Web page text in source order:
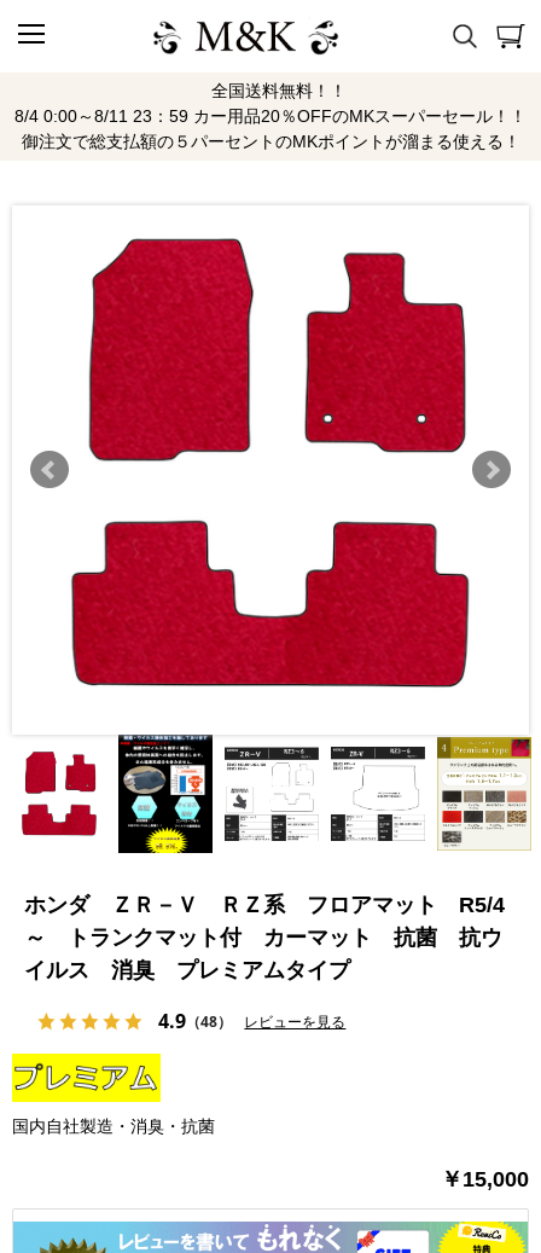
全国送料無料！！
8/4 0:00～8/11 23：59 カー用品20％OFFのMKスーパーセール！！
御注文で総支払額の５パーセントのMKポイントが溜まる使える！
ホンダ ＺＲ－Ｖ ＲＺ系 フロアマット R5/4
～ トランクマット付 カーマット 抗菌 抗ウ
イルス 消臭 プレミアムタイプ
4.9 （48） レビューを見る
国内自社製造・消臭・抗菌
￥15,000